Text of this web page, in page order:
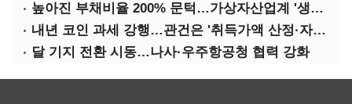
높아진 부채비율 200% 문턱…가상자산업계 '생존 시험대'
내년 코인 과세 강행…관건은 '취득가액 산정·자산 이동'
달 기지 전환 시동…나사·우주항공청 협력 강화